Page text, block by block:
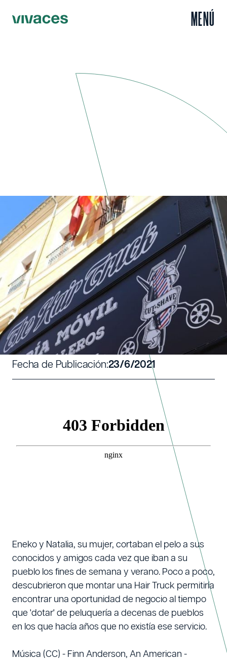
MENÚ
Inicio/Escuchar/Eneko, peluquero sobre ruedas en el medio rural
ENEKO, PELUQUERO SOBRE
RUEDAS EN EL MEDIO RURAL
Escrito por:Vivaces
Fecha de Publicación:23/6/2021
Eneko y Natalia, su mujer, cortaban el pelo a sus
conocidos y amigos cada vez que iban a su
pueblo los fines de semana y verano. Poco a poco,
descubrieron que montar una Hair Truck permitiría
encontrar una oportunidad de negocio al tiempo
que 'dotar' de peluquería a decenas de pueblos
en los que hacía años que no existía ese servicio.
Música (CC) - Finn Anderson, An American -